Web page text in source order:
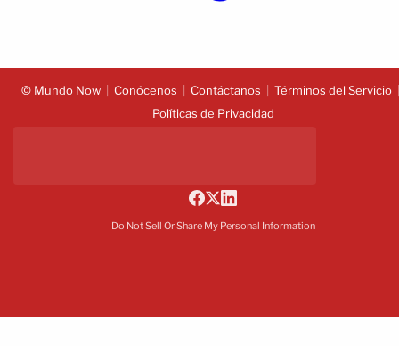
© Mundo Now Conócenos Contáctanos
Términos del Servicio
Políticas de Privacidad
Do Not Sell Or Share My Personal Information